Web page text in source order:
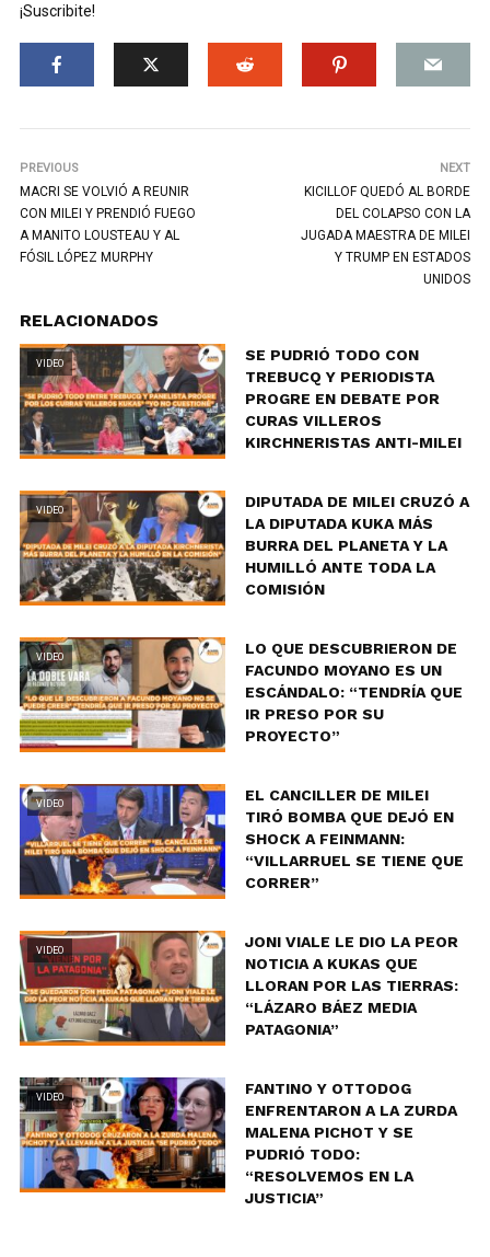
¡Suscribite!
PREVIOUS
MACRI SE VOLVIÓ A REUNIR
CON MILEI Y PRENDIÓ FUEGO
A MANITO LOUSTEAU Y AL
FÓSIL LÓPEZ MURPHY
NEXT
KICILLOF QUEDÓ AL BORDE
DEL COLAPSO CON LA
JUGADA MAESTRA DE MILEI
Y TRUMP EN ESTADOS
UNIDOS
RELACIONADOS
VIDEO
SE PUDRIÓ TODO CON
TREBUCQ Y PERIODISTA
PROGRE EN DEBATE POR
CURAS VILLEROS
KIRCHNERISTAS ANTI-MILEI
VIDEO
DIPUTADA DE MILEI CRUZÓ A
LA DIPUTADA KUKA MÁS
BURRA DEL PLANETA Y LA
HUMILLÓ ANTE TODA LA
COMISIÓN
VIDEO
LO QUE DESCUBRIERON DE
FACUNDO MOYANO ES UN
ESCÁNDALO: “TENDRÍA QUE
IR PRESO POR SU
PROYECTO”
VIDEO
EL CANCILLER DE MILEI
TIRÓ BOMBA QUE DEJÓ EN
SHOCK A FEINMANN:
“VILLARRUEL SE TIENE QUE
CORRER”
VIDEO
JONI VIALE LE DIO LA PEOR
NOTICIA A KUKAS QUE
LLORAN POR LAS TIERRAS:
“LÁZARO BÁEZ MEDIA
PATAGONIA”
VIDEO
FANTINO Y OTTODOG
ENFRENTARON A LA ZURDA
MALENA PICHOT Y SE
PUDRIÓ TODO:
“RESOLVEMOS EN LA
JUSTICIA”